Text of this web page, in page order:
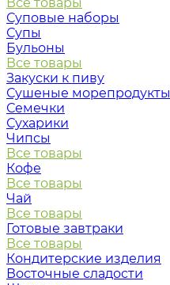
Суповые наборы
Супы
Бульоны
Все товары
Закуски к пиву
Сушеные морепродукты
Семечки
Сухарики
Чипсы
Все товары
Кофе
Все товары
Чай
Все товары
Готовые завтраки
Все товары
Кондитерские изделия
Восточные сладости